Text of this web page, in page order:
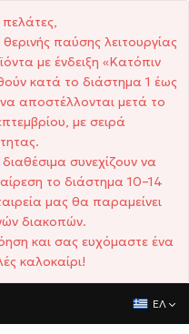
παύσης λειτουργίας
με ένδειξη «Κατόπιν
κατά το διάστημα 1 έως
αποστέλλονται μετά το
με σειρά
συνεχίζουν να
το διάστημα 10–14
μας θα παραμείνει
διακοπών.
και σας ευχόμαστε ένα
καλοκαίρι!
ΕΛ